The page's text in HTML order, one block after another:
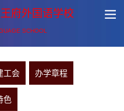
府外国语学校
SCHOOL
工会 办学章程
色